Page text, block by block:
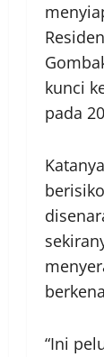
kunci
pada
berisiko
“Ini